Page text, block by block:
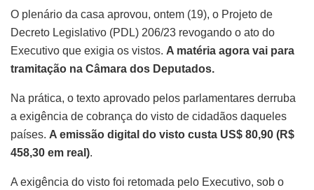
O plenário da casa aprovou, ontem (19), o Projeto de
Decreto Legislativo (PDL) 206/23 revogando o ato do
Executivo que exigia os vistos. A matéria agora vai para
tramitação na Câmara dos Deputados.
Na prática, o texto aprovado pelos parlamentares derruba
a exigência de cobrança do visto de cidadãos daqueles
países. A emissão digital do visto custa US$ 80,90 (R$
458,30 em real).
A exigência do visto foi retomada pelo Executivo, sob o